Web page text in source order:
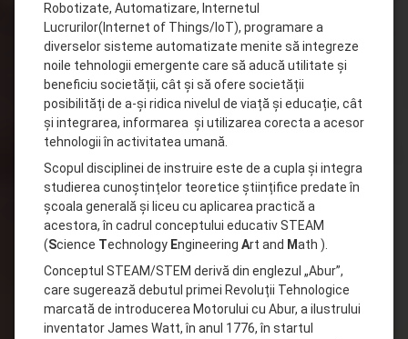
Robotizate, Automatizare, Internetul
Lucrurilor(Internet of Things/IoT), programare a
diverselor sisteme automatizate menite să integreze
noile tehnologii emergente care să aducă utilitate și
beneficiu societății, cât și să ofere societății
posibilități de a-și ridica nivelul de viață și educație, cât
și integrarea, informarea și utilizarea corecta a acesor
tehnologii în activitatea umană.
Scopul disciplinei de instruire este de a cupla și integra
studierea cunoștințelor teoretice științifice predate în
școala generală și liceu cu aplicarea practică a
acestora, în cadrul conceptului educativ STEAM
(Science Technology Engineering Art and Math ).
Conceptul STEAM/STEM derivă din englezul „Abur”,
care sugerează debutul primei Revoluții Tehnologice
marcată de introducerea Motorului cu Abur, a ilustrului
inventator James Watt, în anul 1776, în startul